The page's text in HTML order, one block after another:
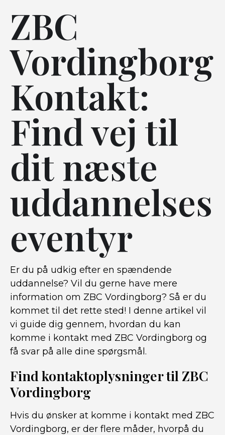
ZBC
Vordingborg
Kontakt:
Find vej til
dit næste
uddannelses
eventyr
Er du på udkig efter en spændende
uddannelse? Vil du gerne have mere
information om ZBC Vordingborg? Så er du
kommet til det rette sted! I denne artikel vil
vi guide dig gennem, hvordan du kan
komme i kontakt med ZBC Vordingborg og
få svar på alle dine spørgsmål.
Find kontaktoplysninger til ZBC
Vordingborg
Hvis du ønsker at komme i kontakt med ZBC
Vordingborg, er der flere måder, hvorpå du